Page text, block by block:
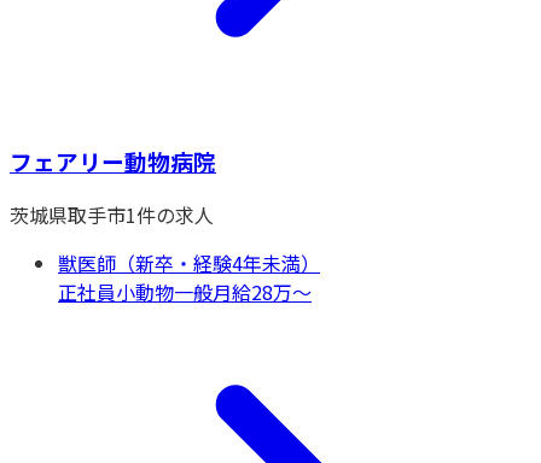
フェアリー動物病院
茨城県取手市1件の求人
獣医師（新卒・経験4年未満）
正社員小動物一般月給28万〜